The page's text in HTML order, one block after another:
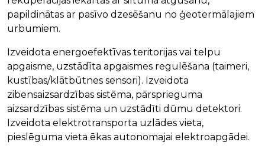
papildinātas ar pasīvo dzesēšanu no ģeotermālajiem
urbumiem.
Izveidota energoefektīvas teritorijas vai telpu
apgaisme, uzstādīta apgaismes regulēšana (taimeri,
kustības/klātbūtnes sensori). Izveidota
zibensaizsardzības sistēma, pārsprieguma
aizsardzības sistēma un uzstādīti dūmu detektori.
Izveidota elektrotransporta uzlādes vieta,
pieslēguma vieta ēkas autonomajai elektroapgādei.